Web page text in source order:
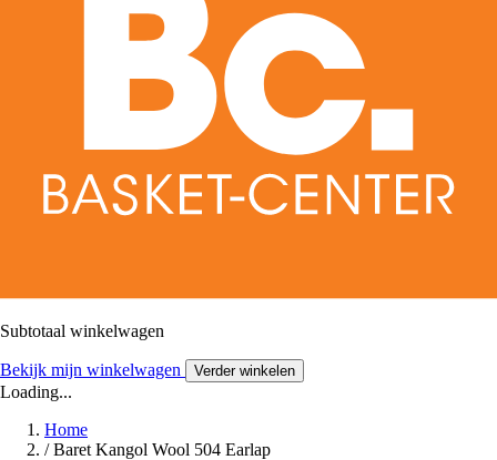
Subtotaal winkelwagen
Bekijk mijn winkelwagen Verder winkelen
Loading...
Home
/ Baret Kangol Wool 504 Earlap